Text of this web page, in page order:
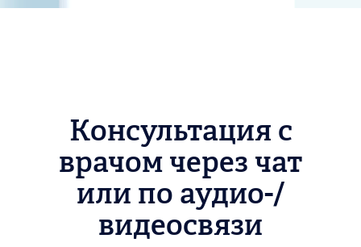
Консультация с
врачом через чат
или по аудио-/
видеосвязи